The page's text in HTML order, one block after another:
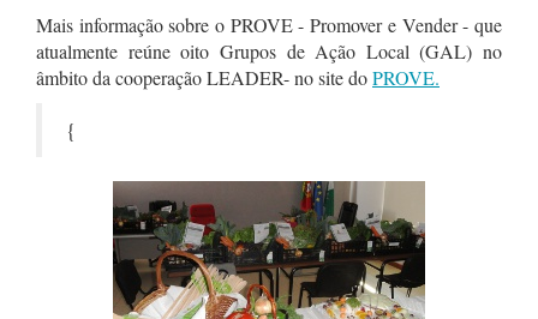
Mais informação sobre o PROVE - Promover e Vender - que
atualmente reúne oito Grupos de Ação Local (GAL) no
âmbito da cooperação LEADER- no site doPROVE.
{